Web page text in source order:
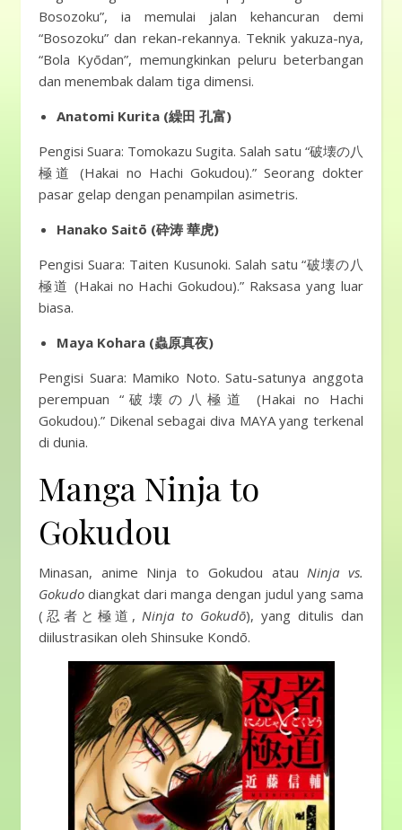
Bosozoku”, ia memulai jalan kehancuran demi
“Bosozoku” dan rekan-rekannya. Teknik yakuza-nya,
“Bola Kyōdan”, memungkinkan peluru beterbangan
dan menembak dalam tiga dimensi.
Anatomi Kurita (繰田 孔富)
Pengisi Suara: Tomokazu Sugita. Salah satu “破壊の八
極道 (Hakai no Hachi Gokudou).” Seorang dokter
pasar gelap dengan penampilan asimetris.
Hanako Saitō (砕涛 華虎)
Pengisi Suara: Taiten Kusunoki. Salah satu “破壊の八
極道 (Hakai no Hachi Gokudou).” Raksasa yang luar
biasa.
Maya Kohara (蟲原真夜)
Pengisi Suara: Mamiko Noto. Satu-satunya anggota
perempuan “破壊の八極道 (Hakai no Hachi
Gokudou).” Dikenal sebagai diva MAYA yang terkenal
di dunia.
Manga Ninja to
Gokudou
Minasan, anime Ninja to Gokudou atauNinja vs.
Gokudo diangkat dari manga dengan judul yang sama
(忍者と極道,Ninja to Gokudō), yang ditulis dan
diilustrasikan oleh Shinsuke Kondō.